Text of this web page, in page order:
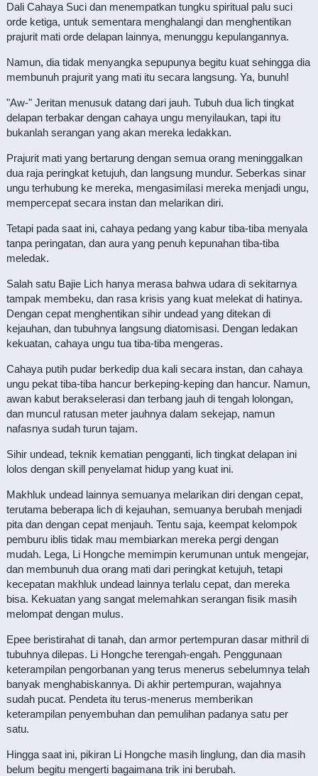
Dali Cahaya Suci dan menempatkan tungku spiritual palu suci
orde ketiga, untuk sementara menghalangi dan menghentikan
prajurit mati orde delapan lainnya, menunggu kepulangannya.
Namun, dia tidak menyangka sepupunya begitu kuat sehingga dia
membunuh prajurit yang mati itu secara langsung. Ya, bunuh!
"Aw-" Jeritan menusuk datang dari jauh. Tubuh dua lich tingkat
delapan terbakar dengan cahaya ungu menyilaukan, tapi itu
bukanlah serangan yang akan mereka ledakkan.
Prajurit mati yang bertarung dengan semua orang meninggalkan
dua raja peringkat ketujuh, dan langsung mundur. Seberkas sinar
ungu terhubung ke mereka, mengasimilasi mereka menjadi ungu,
mempercepat secara instan dan melarikan diri.
Tetapi pada saat ini, cahaya pedang yang kabur tiba-tiba menyala
tanpa peringatan, dan aura yang penuh kepunahan tiba-tiba
meledak.
Salah satu Bajie Lich hanya merasa bahwa udara di sekitarnya
tampak membeku, dan rasa krisis yang kuat melekat di hatinya.
Dengan cepat menghentikan sihir undead yang ditekan di
kejauhan, dan tubuhnya langsung diatomisasi. Dengan ledakan
kekuatan, cahaya ungu tua tiba-tiba mengeras.
Cahaya putih pudar berkedip dua kali secara instan, dan cahaya
ungu pekat tiba-tiba hancur berkeping-keping dan hancur. Namun,
awan kabut berakselerasi dan terbang jauh di tengah lolongan,
dan muncul ratusan meter jauhnya dalam sekejap, namun
nafasnya sudah turun tajam.
Sihir undead, teknik kematian pengganti, lich tingkat delapan ini
lolos dengan skill penyelamat hidup yang kuat ini.
Makhluk undead lainnya semuanya melarikan diri dengan cepat,
terutama beberapa lich di kejauhan, semuanya berubah menjadi
pita dan dengan cepat menjauh. Tentu saja, keempat kelompok
pemburu iblis tidak mau membiarkan mereka pergi dengan
mudah. ​​Lega, Li Hongche memimpin kerumunan untuk mengejar,
dan membunuh dua orang mati dari peringkat ketujuh, tetapi
kecepatan makhluk undead lainnya terlalu cepat, dan mereka
bisa. Kekuatan yang sangat melemahkan serangan fisik masih
melompat dengan mulus.
Epee beristirahat di tanah, dan armor pertempuran dasar mithril di
tubuhnya dilepas. Li Hongche terengah-engah. Penggunaan
keterampilan pengorbanan yang terus menerus sebelumnya telah
banyak menghabiskannya. Di akhir pertempuran, wajahnya
sudah pucat. Pendeta itu terus-menerus memberikan
keterampilan penyembuhan dan pemulihan padanya satu per
satu.
Hingga saat ini, pikiran Li Hongche masih linglung, dan dia masih
belum begitu mengerti bagaimana trik ini berubah.